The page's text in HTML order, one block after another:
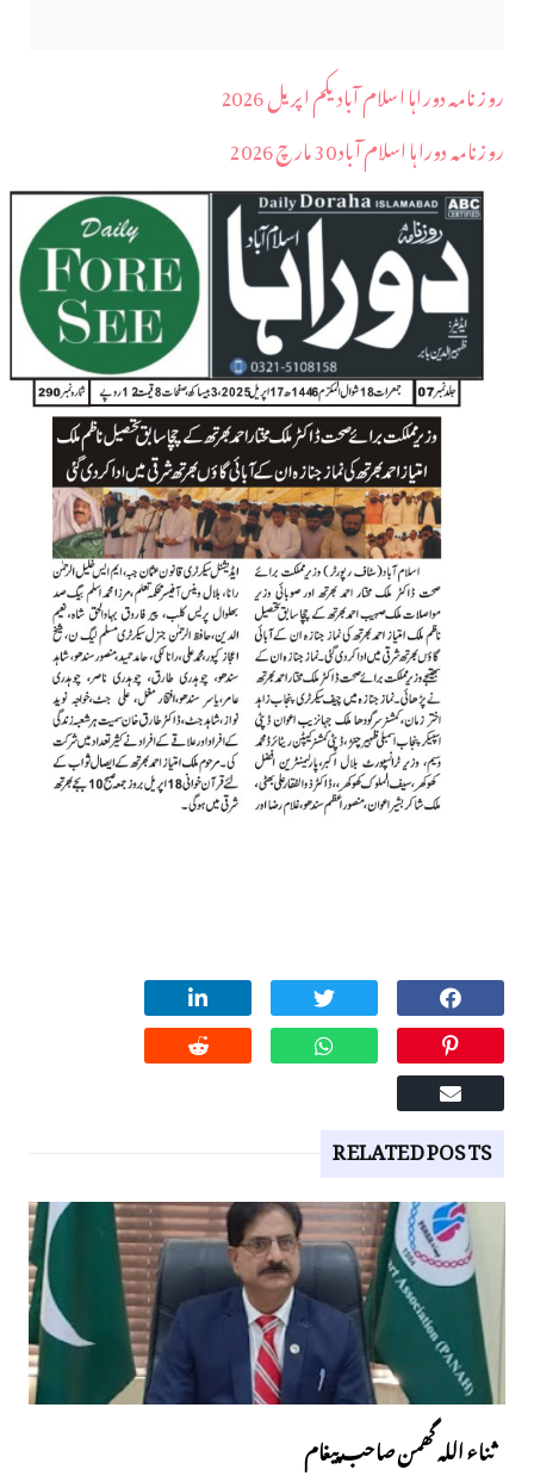
روز نامہ دوراہا اسلام آباد یکم اپریل 2026
روزنامہ دوراہا اسلام آباد 30 مارچ 2026
RELATED POSTS
ثناء اللہ گھمن صاحب پیغام